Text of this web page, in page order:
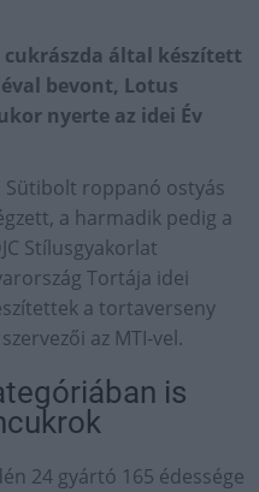
által készített
bevont, Lotus
nyerte az idei Év
Sütibolt roppanó ostyás
a harmadik pedig a
Stílusgyakorlat
Tortája idei
a tortaverseny
az MTI-vel.
is
24 gyártó 165 édessége